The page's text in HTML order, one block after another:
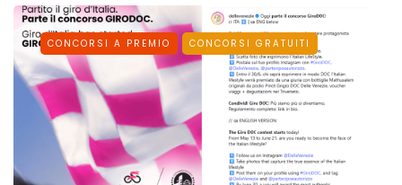
CONCORSI A PREMIO CONCORSI GRATUITI